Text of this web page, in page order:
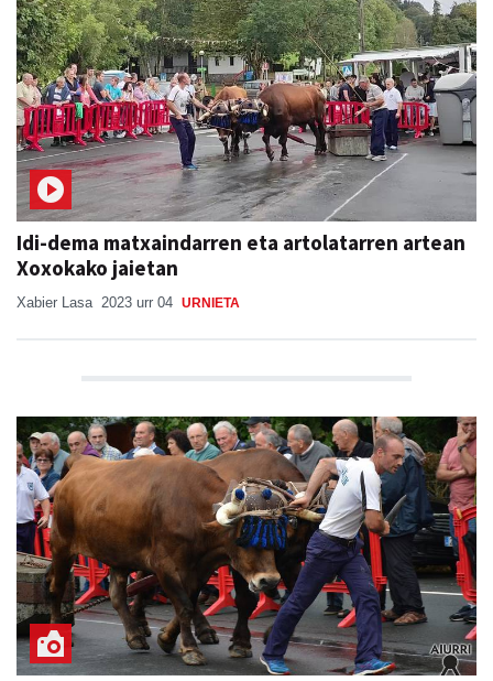
Idi-dema matxaindarren eta artolatarren artean
Xoxokako jaietan
Xabier Lasa 2023 urr 04 URNIETA